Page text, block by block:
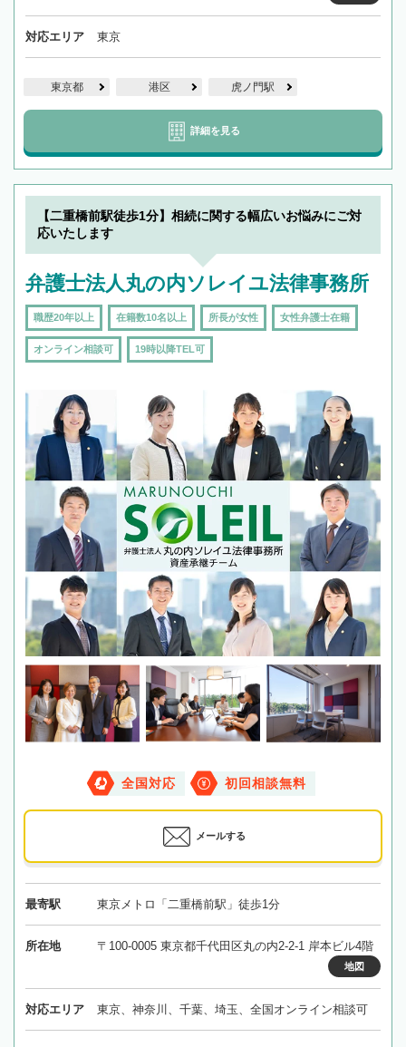
対応エリア 東京
東京都 港区 虎ノ門駅
詳細を見る
【二重橋前駅徒歩1分】相続に関する幅広いお悩みにご対
応いたします
弁護士法人丸の内ソレイユ法律事務所
職歴20年以上 在籍数10名以上 所長が女性 女性弁護士在籍
オンライン相談可 19時以降TEL可
全国対応 初回相談無料
メールする
最寄駅 東京メトロ「二重橋前駅」徒歩1分
所在地 〒100-0005 東京都千代田区丸の内2-2-1 岸本ビル4階
地図
対応エリア 東京、神奈川、千葉、埼玉、全国オンライン相談可